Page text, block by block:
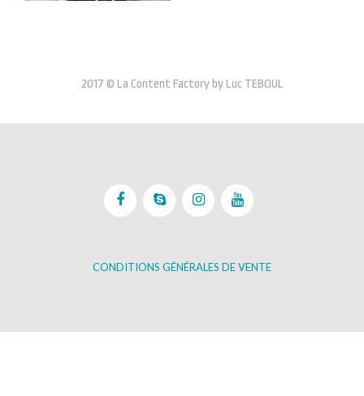
2017 © La Content Factory by Luc TEBOUL
CONDITIONS GÉNÉRALES DE VENTE